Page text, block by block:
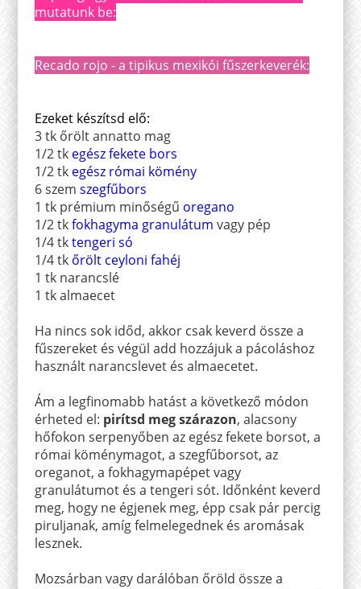
mutatunk be:
Recado rojo - a tipikus mexikói fűszerkeverék:
Ezeket készítsd elő:
3 tk őrölt annatto mag
1/2 tk egész fekete bors
1/2 tk egész római kömény
6 szem szegfűbors
1 tk prémium minőségű oregano
1/2 tkfokhagyma granulátum vagy pép
1/4 tktengeri só
1/4 tk őrölt ceyloni fahéj
1 tk narancslé
1 tk almaecet
Ha nincs sok időd, akkor csak keverd össze a
fűszereket és végül add hozzájuk a pácoláshoz
használt narancslevet és almaecetet.
Ám a legfinomabb hatást a következő módon
érheted el: pirítsd meg szárazon, alacsony
hőfokon serpenyőben az egész fekete borsot, a
római köménymagot, a szegfűborsot, az
oreganot, a fokhagymapépet vagy
granulátumot és a tengeri sót. Időnként keverd
meg, hogy ne égjenek meg, épp csak pár percig
piruljanak, amíg felmelegednek és aromásak
lesznek.
Mozsárban vagy darálóban őröld össze a